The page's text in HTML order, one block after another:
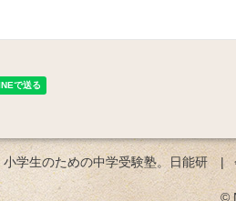
小学生のための中学受験塾。日能研
©